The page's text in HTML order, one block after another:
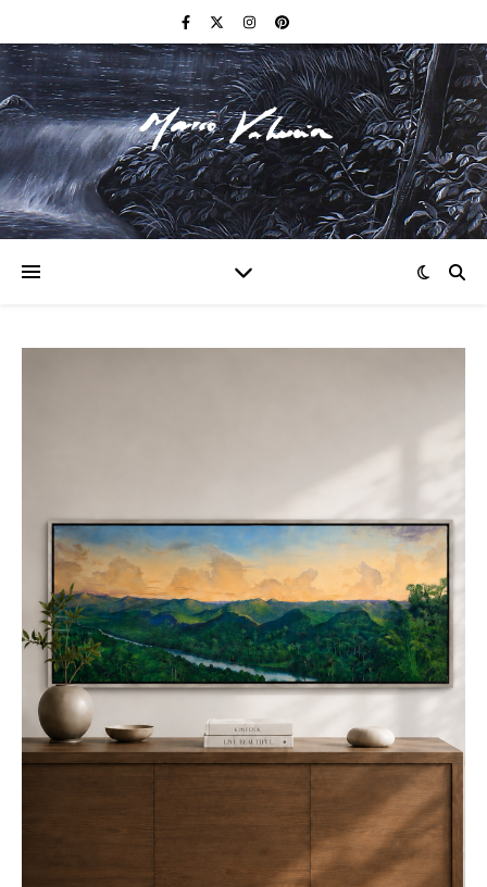
F I N E A R T